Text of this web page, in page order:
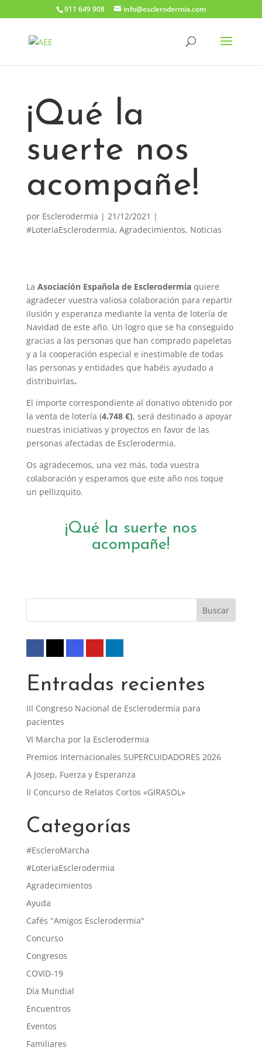
911 649 908 info@esclerodermia.com
¡Qué la
suerte nos
acompañe!
por Esclerodermia | 21/12/2021 |
#LoteriaEsclerodermia, Agradecimientos, Noticias
La Asociación Española de Esclerodermiaquiere
agradecer vuestra valiosa colaboración para repartir
ilusión y esperanza mediante la venta de lotería de
Navidad de este año. Un logro que se ha conseguido
gracias a las personas que han comprado papeletas
y a la cooperación especial e inestimable de todas
las personas y entidades que habéis ayudado a
distribuirlas.
El importe correspondiente al donativo obtenido por
la venta de lotería (4.748 €), será destinado a apoyar
nuestras iniciativas y proyectos en favor de las
personas afectadas de Esclerodermia.
Os agradecemos, una vez más, toda vuestra
colaboración y esperamos que este año nos toque
un pellizquito.
¡Qué la suerte nos
acompañe!
Entradas recientes
III Congreso Nacional de Esclerodermia para
pacientes
VI Marcha por la Esclerodermia
Premios Internacionales SUPERCUIDADORES 2026
A Josep, Fuerza y Esperanza
II Concurso de Relatos Cortos «GIRASOL»
Categorías
#EscleroMarcha
#LoteriaEsclerodermia
Agradecimientos
Ayuda
Cafés "Amigos Esclerodermia"
Concurso
Congresos
COVID-19
Día Mundial
Encuentros
Eventos
Familiares